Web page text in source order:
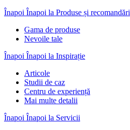
Înapoi Înapoi la Produse și recomandări
Gama de produse
Nevoile tale
Înapoi Înapoi la Inspirație
Articole
Studii de caz
Centru de experiență
Mai multe detalii
Înapoi Înapoi la Servicii